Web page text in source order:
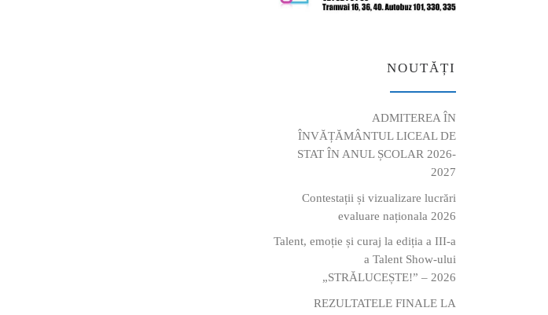
NOUTĂȚI
ADMITEREA ÎN
ÎNVĂȚĂMÂNTUL LICEAL DE
STAT ÎN ANUL ȘCOLAR 2026-
2027
Contestații și vizualizare lucrări
evaluare naționala 2026
Talent, emoție și curaj la ediția a III-a
a Talent Show-ului
„STRĂLUCEȘTE!” – 2026
REZULTATELE FINALE LA